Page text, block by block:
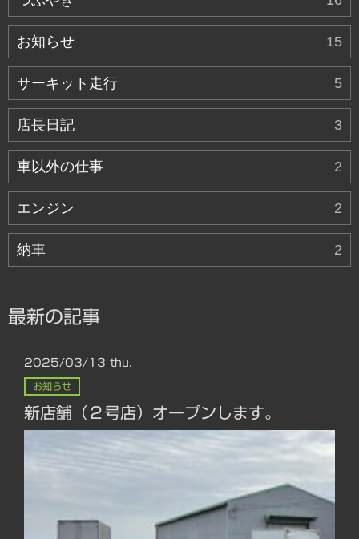
お知らせ 15
サーキット走行 5
店長日記 3
車以外の仕事 2
エンジン 2
納車 2
最新の記事
2025/03/13 thu.
お知らせ
新店舗（２号店）オープンします。